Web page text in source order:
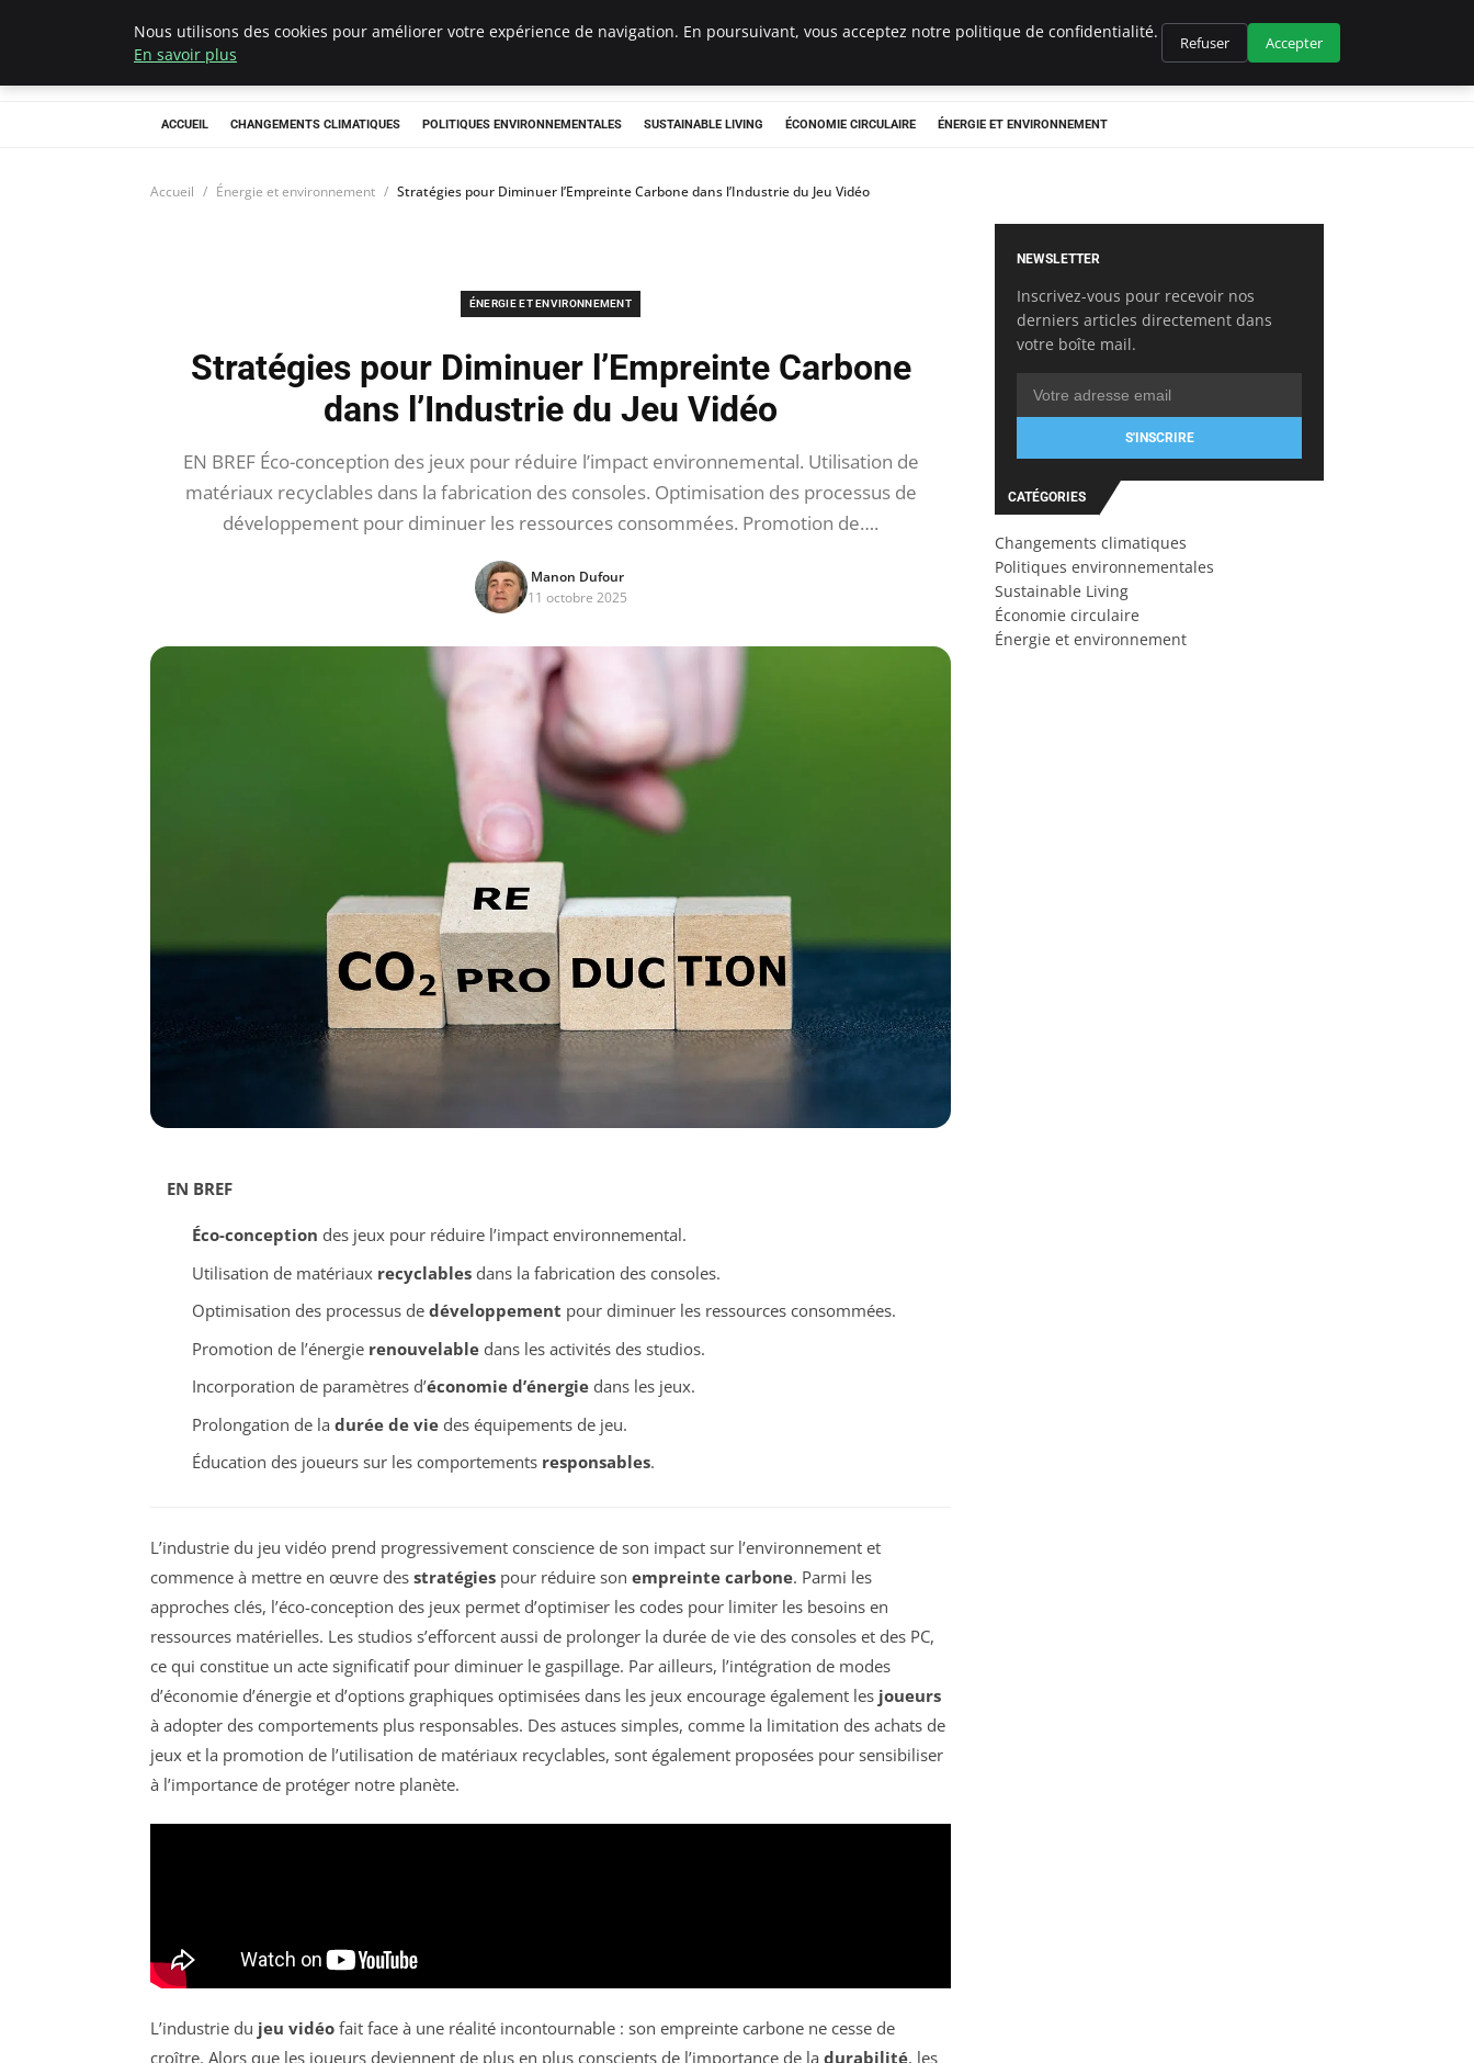
Climategatecountryclub.com
ACCUEIL CHANGEMENTS CLIMATIQUES POLITIQUES ENVIRONNEMENTALES SUSTAINABLE LIVING ÉCONOMIE CIRCULAIRE ÉNERGIE ET ENVIRONNEMENT
Accueil Énergie et environnement Stratégies pour Diminuer l’Empreinte Carbone dans l’Industrie du Jeu Vidéo
ÉNERGIE ET ENVIRONNEMENT
Stratégies pour Diminuer l’Empreinte Carbone
dans l’Industrie du Jeu Vidéo
EN BREF Éco-conception des jeux pour réduire l’impact environnemental. Utilisation de
matériaux recyclables dans la fabrication des consoles. Optimisation des processus de
développement pour diminuer les ressources consommées. Promotion de….
Manon Dufour
11 octobre 2025
EN BREF
Éco-conception des jeux pour réduire l’impact environnemental.
Utilisation de matériaux recyclablesdans la fabrication des consoles.
Optimisation des processus de développement pour diminuer les ressources consommées.
Promotion de l’énergie renouvelabledans les activités des studios.
Incorporation de paramètres d’économie d’énergiedans les jeux.
Prolongation de la durée de viedes équipements de jeu.
Éducation des joueurs sur les comportements responsables.
L’industrie du jeu vidéo prend progressivement conscience de son impact sur l’environnement et
commence à mettre en œuvre des stratégies pour réduire son empreinte carbone. Parmi les
approches clés, l’éco-conception des jeux permet d’optimiser les codes pour limiter les besoins en
ressources matérielles. Les studios s’efforcent aussi de prolonger la durée de vie des consoles et des PC,
ce qui constitue un acte significatif pour diminuer le gaspillage. Par ailleurs, l’intégration de modes
d’économie d’énergie et d’options graphiques optimisées dans les jeux encourage également les joueurs
à adopter des comportements plus responsables. Des astuces simples, comme la limitation des achats de
jeux et la promotion de l’utilisation de matériaux recyclables, sont également proposées pour sensibiliser
à l’importance de protéger notre planète.
L’industrie du jeu vidéo fait face à une réalité incontournable : son empreinte carbone ne cesse de
croître. Alors que les joueurs deviennent de plus en plus conscients de l’importance de la durabilité, les
NEWSLETTER
Inscrivez-vous pour recevoir nos
derniers articles directement dans
votre boîte mail.
S'INSCRIRE
CATÉGORIES
Changements climatiques
Politiques environnementales
Sustainable Living
Économie circulaire
Énergie et environnement
Nous utilisons des cookies pour améliorer votre expérience de navigation. En poursuivant, vous acceptez notre politique de confidentialité.
En savoir plus
Refuser Accepter